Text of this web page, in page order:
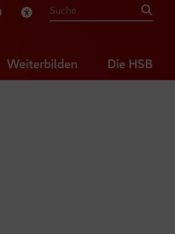
Modus
Visuelle Hilfe
Suche
Weiterbilden Die HSB